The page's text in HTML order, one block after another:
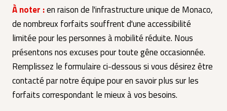
À noter :en raison de l'infrastructure unique de Monaco,
de nombreux forfaits souffrent d'une accessibilité
limitée pour les personnes à mobilité réduite. Nous
présentons nos excuses pour toute gêne occasionnée.
Remplissez le formulaire ci-dessous si vous désirez être
contacté par notre équipe pour en savoir plus sur les
forfaits correspondant le mieux à vos besoins.